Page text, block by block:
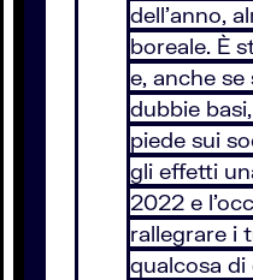
dell'anno,
boreale. È
e, anche
dubbie
piede sui
gli effetti
2022 e
rallegrare i
qualcosa di